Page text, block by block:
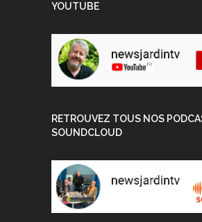
YOUTUBE
RETROUVEZ TOUS NOS
SOUNDCLOUD